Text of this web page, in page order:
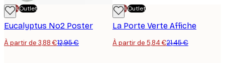
-70%Outlet
Eucalyptus No2 Poster
À partir de 3,88 €12,95 €
-70%Outlet
La Porte Verte Affiche
À partir de 5,84 €21,45 €